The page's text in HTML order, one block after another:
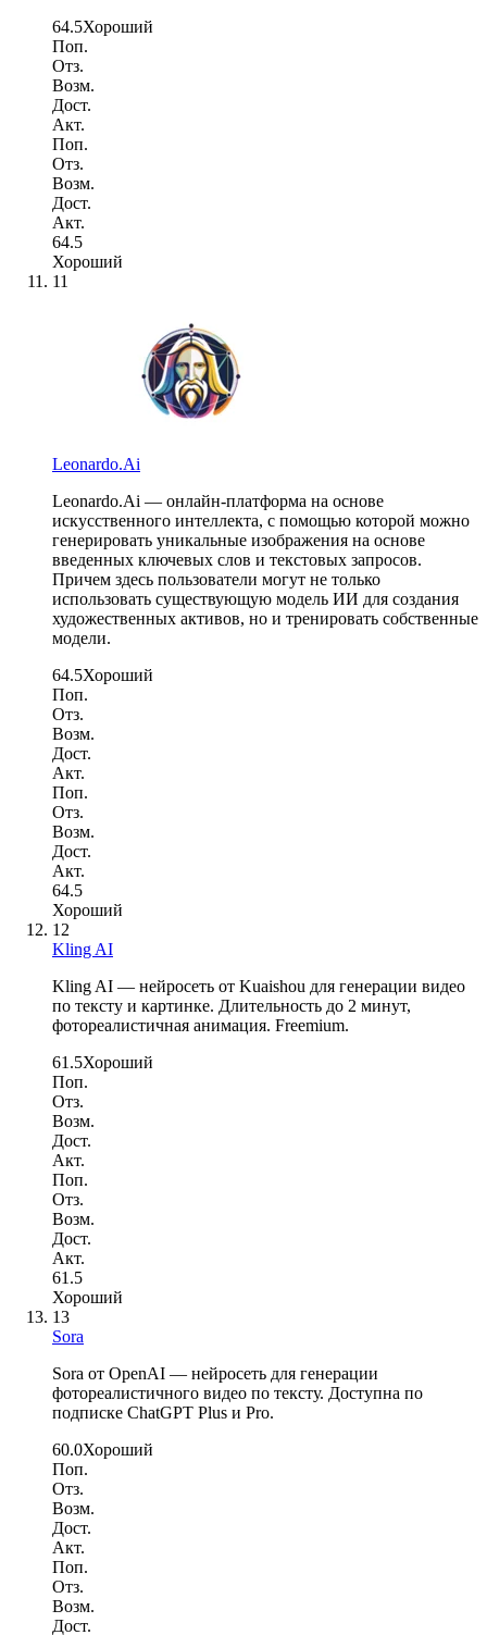
64.5Хороший
Поп.
Отз.
Возм.
Дост.
Акт.
Поп.
Отз.
Возм.
Дост.
Акт.
64.5
Хороший
11
Leonardo.Ai
Leonardo.Ai — онлайн-платформа на основе
искусственного интеллекта, с помощью которой можно
генерировать уникальные изображения на основе
введенных ключевых слов и текстовых запросов.
Причем здесь пользователи могут не только
использовать существующую модель ИИ для создания
художественных активов, но и тренировать собственные
модели.
64.5Хороший
Поп.
Отз.
Возм.
Дост.
Акт.
Поп.
Отз.
Возм.
Дост.
Акт.
64.5
Хороший
12
Kling AI
Kling AI — нейросеть от Kuaishou для генерации видео
по тексту и картинке. Длительность до 2 минут,
фотореалистичная анимация. Freemium.
61.5Хороший
Поп.
Отз.
Возм.
Дост.
Акт.
Поп.
Отз.
Возм.
Дост.
Акт.
61.5
Хороший
13
Sora
Sora от OpenAI — нейросеть для генерации
фотореалистичного видео по тексту. Доступна по
подписке ChatGPT Plus и Pro.
60.0Хороший
Поп.
Отз.
Возм.
Дост.
Акт.
Поп.
Отз.
Возм.
Дост.